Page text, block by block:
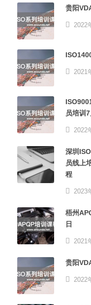
贵阳
2022
2021
员培训
2022
深圳
员线上
程
2023
梧州
日
2021
贵阳
2022